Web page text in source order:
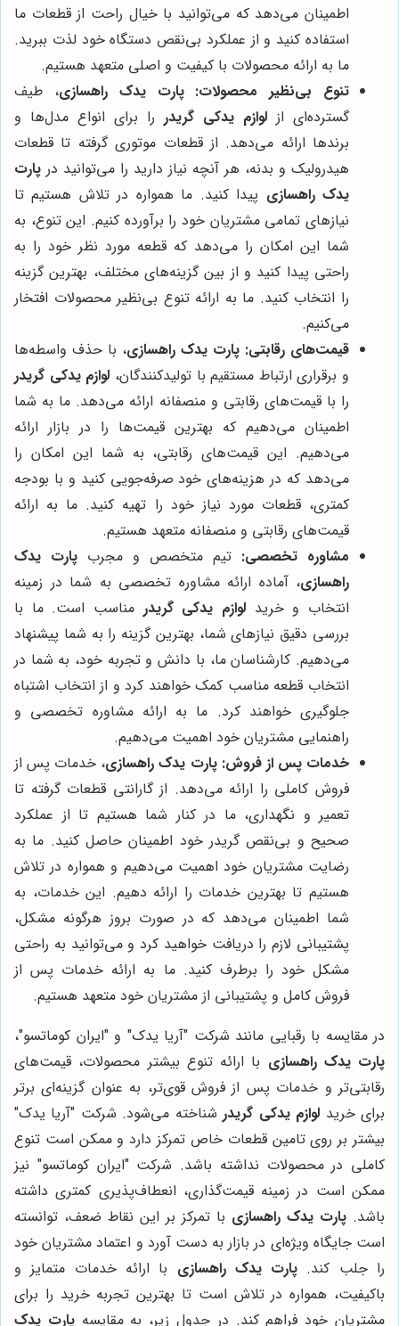
اطمینان می‌دهد که می‌توانید با خیال راحت از قطعات ما
استفاده کنید و از عملکرد بی‌نقص دستگاه خود لذت ببرید.
ما به ارائه محصولات با کیفیت و اصلی متعهد هستیم.
تنوع بی‌نظیر محصولات: پارت یدک راهسازی، طیف
گسترده‌ای از لوازم یدکی گریدر را برای انواع مدل‌ها و
برندها ارائه می‌دهد. از قطعات موتوری گرفته تا قطعات
هیدرولیک و بدنه، هر آنچه نیاز دارید را می‌توانید در پارت
یدک راهسازی پیدا کنید. ما همواره در تلاش هستیم تا
نیازهای تمامی مشتریان خود را برآورده کنیم. این تنوع، به
شما این امکان را می‌دهد که قطعه مورد نظر خود را به
راحتی پیدا کنید و از بین گزینه‌های مختلف، بهترین گزینه
را انتخاب کنید. ما به ارائه تنوع بی‌نظیر محصولات افتخار
می‌کنیم.
قیمت‌های رقابتی: پارت یدک راهسازی، با حذف واسطه‌ها
و برقراری ارتباط مستقیم با تولیدکنندگان، لوازم یدکی گریدر
را با قیمت‌های رقابتی و منصفانه ارائه می‌دهد. ما به شما
اطمینان می‌دهیم که بهترین قیمت‌ها را در بازار ارائه
می‌دهیم. این قیمت‌های رقابتی، به شما این امکان را
می‌دهد که در هزینه‌های خود صرفه‌جویی کنید و با بودجه
کمتری، قطعات مورد نیاز خود را تهیه کنید. ما به ارائه
قیمت‌های رقابتی و منصفانه متعهد هستیم.
مشاوره تخصصی: تیم متخصص و مجرب پارت یدک
راهسازی، آماده ارائه مشاوره تخصصی به شما در زمینه
انتخاب و خرید لوازم یدکی گریدر مناسب است. ما با
بررسی دقیق نیازهای شما، بهترین گزینه را به شما پیشنهاد
می‌دهیم. کارشناسان ما، با دانش و تجربه خود، به شما در
انتخاب قطعه مناسب کمک خواهند کرد و از انتخاب اشتباه
جلوگیری خواهند کرد. ما به ارائه مشاوره تخصصی و
راهنمایی مشتریان خود اهمیت می‌دهیم.
خدمات پس از فروش: پارت یدک راهسازی، خدمات پس از
فروش کاملی را ارائه می‌دهد. از گارانتی قطعات گرفته تا
تعمیر و نگهداری، ما در کنار شما هستیم تا از عملکرد
صحیح و بی‌نقص گریدر خود اطمینان حاصل کنید. ما به
رضایت مشتریان خود اهمیت می‌دهیم و همواره در تلاش
هستیم تا بهترین خدمات را ارائه دهیم. این خدمات، به
شما اطمینان می‌دهد که در صورت بروز هرگونه مشکل،
پشتیبانی لازم را دریافت خواهید کرد و می‌توانید به راحتی
مشکل خود را برطرف کنید. ما به ارائه خدمات پس از
فروش کامل و پشتیبانی از مشتریان خود متعهد هستیم.
در مقایسه با رقبایی مانند شرکت "آریا یدک" و "ایران کوماتسو"،
پارت یدک راهسازی با ارائه تنوع بیشتر محصولات، قیمت‌های
رقابتی‌تر و خدمات پس از فروش قوی‌تر، به عنوان گزینه‌ای برتر
برای خرید لوازم یدکی گریدر شناخته می‌شود. شرکت "آریا یدک"
بیشتر بر روی تامین قطعات خاص تمرکز دارد و ممکن است تنوع
کاملی در محصولات نداشته باشد. شرکت "ایران کوماتسو" نیز
ممکن است در زمینه قیمت‌گذاری، انعطاف‌پذیری کمتری داشته
باشد. پارت یدک راهسازی با تمرکز بر این نقاط ضعف، توانسته
است جایگاه ویژه‌ای در بازار به دست آورد و اعتماد مشتریان خود
را جلب کند. پارت یدک راهسازی با ارائه خدمات متمایز و
باکیفیت، همواره در تلاش است تا بهترین تجربه خرید را برای
مشتریان خود فراهم کند. در جدول زیر، به مقایسهپارت یدک